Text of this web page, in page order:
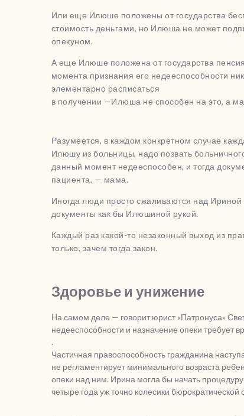
Или еще Илюше положены от государства
стоимость деньгами, но Илюша не может
опекуном.
А еще Илюше положена от государства
момента признания его недееспособности
элементарно расписаться
в получении —Илюша не способен на это, а
Разумеется, в каждом конкретном случае
Илюшу из больницы, надо позвать
данный момент недееспособен, и тогда
пациента, — мама.
Иногда люди просто сжаливаются над
документы как бы Илюшиной рукой.
Каждый раз какой-то незаконный выход из
только, зачем тогда закон.
Здоровье и унижение
На самом деле — говорит юрист «Патронуса»
недееспособности и назначение опеки требует
.
Частичная правоспособность гражданина
не регламентирует минимального возраста
опеки над ним. Ирина могла бы начать
четыре года уж точно колесики бюрократической